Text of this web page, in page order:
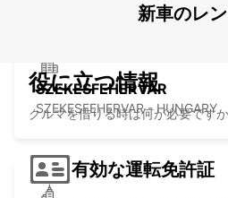
SZEKESFEHERVAR
SZEKESFEHERVAR - HUNGARY
新車のレ
役に立つ情報
クルマを借りる時は何が必要です
有効な運転免許証